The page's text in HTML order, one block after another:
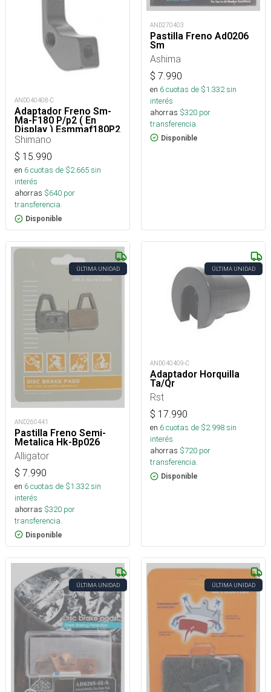
AND040408-C
Adaptador Freno Sm-
Ma-F180 P/p2 ( En
Display ) Esmmaf180P2
Shimano
$ 15.990
en 6cuotas de $2.665sin
interés
ahorras $640 por
transferencia.
Disponible
AND270403
Pastilla Freno Ad0206
Sm
Ashima
$ 7.990
en 6cuotas de $1.332sin
interés
ahorras $320 por
transferencia.
Disponible
ÚLTIMA UNIDAD
AND260441
Pastilla Freno Semi-
Metalica Hk-Bp026
Alligator
$ 7.990
en 6cuotas de $1.332sin
interés
ahorras $320 por
transferencia.
Disponible
ÚLTIMA UNIDAD
AND040409-C
Adaptador Horquilla
Ta/Qr
Rst
$ 17.990
en 6cuotas de $2.998sin
interés
ahorras $720 por
transferencia.
Disponible
ÚLTIMA UNIDAD ÚLTIMA UNIDAD